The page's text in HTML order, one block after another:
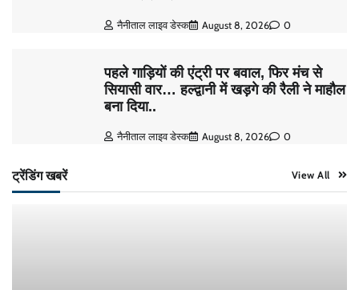
नैनीताल लाइव डेस्क August 8, 2026 0
पहले गाड़ियों की एंट्री पर बवाल, फिर मंच से
सियासी वार… हल्द्वानी में खड़गे की रैली ने माहौल
बना दिया..
नैनीताल लाइव डेस्क August 8, 2026 0
ट्रेंडिंग खबरें View All